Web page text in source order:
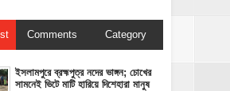
Comments Category
ইসলামপুরে ব্রহ্মপুত্র নদের ভাঙ্গন; চোখের
সামনেই ভিটে মাটি হারিয়ে দিশেহারা মানুষ